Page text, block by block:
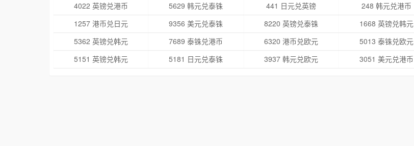
4022 英镑兑港币
5629 韩元兑泰铢 441 日元兑英镑
248 韩元兑港币
1257 港币兑日元
9356 美元兑泰铢 8220 英镑兑泰铢
1668 英镑兑韩元
5362 英镑兑韩元
7689 泰铢兑港币 6320 港币兑欧元
5013 泰铢兑欧元
5151 英镑兑韩元
5181 日元兑泰铢 3937 韩元兑欧元 3051 美元兑港币